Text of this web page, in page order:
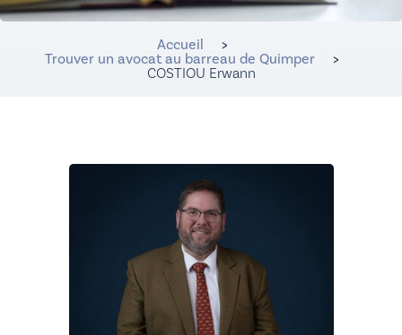
Accueil
>
Trouver un avocat au barreau de Quimper
>
COSTIOU Erwann